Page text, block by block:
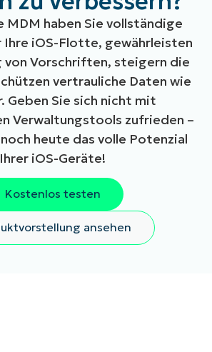
MDM haben Sie vollständige
Ihre iOS-Flotte, gewährleisten
von Vorschriften, steigern die
vertrauliche Daten wie
Geben Sie sich nicht mit
Verwaltungstools zufrieden –
heute das volle Potenzial
Ihrer iOS-Geräte!
Kostenlos testen
ansehen